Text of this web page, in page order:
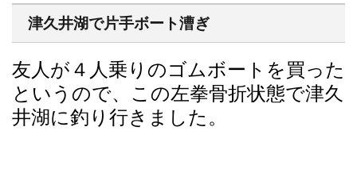
津久井湖で片手ボート漕ぎ
友人が４人乗りのゴムボートを買った
というので、この左拳骨折状態で津久
井湖に釣り行きました。